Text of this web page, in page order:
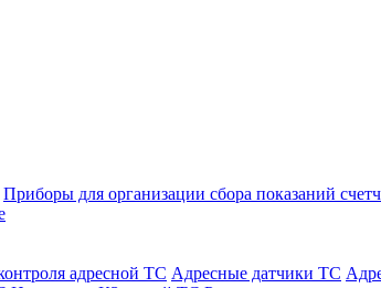
Приборы для организации сбора показаний
адресной ТС Адресные датчики ТС